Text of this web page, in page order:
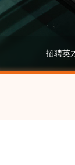
招聘英